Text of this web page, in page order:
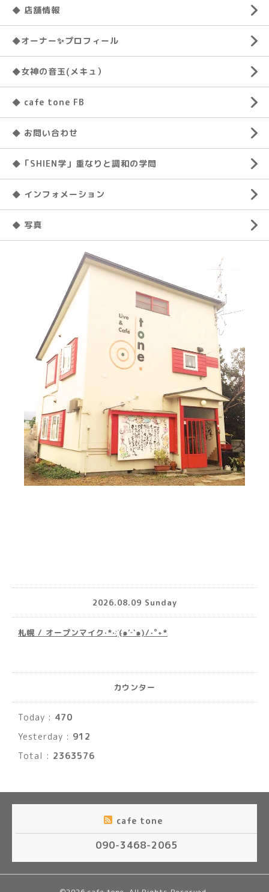
◆ 店舗情報
◆オーナー✨プロフィール
◆女神の音玉(メキュ）
◆ cafe tone FB
◆ お問い合わせ
◆「SHIEN学」重なりと調和の学問
◆ インフォメーション
◆ 写真
2026.08.09 Sunday
札幌 / オープンマイク·*· ҉(๑′ᵕ‵๑)/‧˚︎˖*
カウンター
Today : 470
Yesterday : 912
Total : 2363576
cafe tone
090-3468-2065